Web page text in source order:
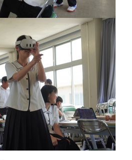
手で掴み、組み上げていく直感
いました。